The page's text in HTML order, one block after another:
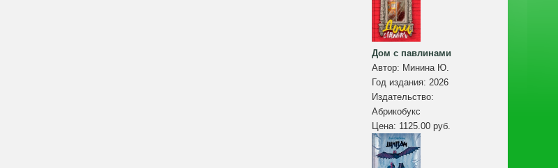
Дом с павлинами
Автор: Минина Ю.
Год издания: 2026
Издательство:
Абрикобукс
Цена: 1125.00 руб.